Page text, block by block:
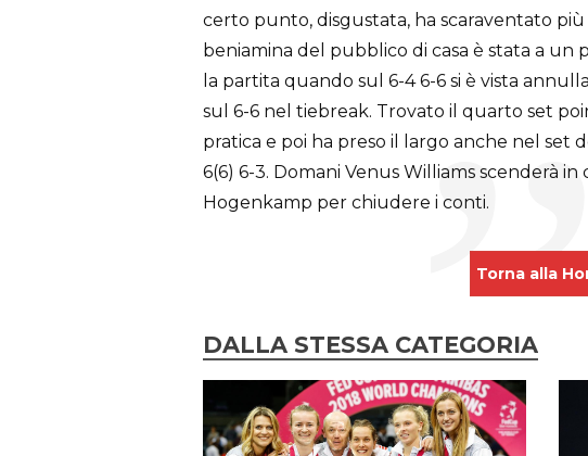
certo punto, disgustata, ha scaraventato
beniamina del pubblico di casa è stata a un
la partita quando sul 6-4 6-6 si è vista
sul 6-6 nel tiebreak. Trovato il quarto set
pratica e poi ha preso il largo anche nel set
6(6) 6-3. Domani Venus Williams scenderà
Hogenkamp per chiudere i conti.
Torna alla
DALLA STESSA CATEGORIA